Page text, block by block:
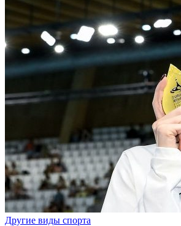
Другие виды спорта